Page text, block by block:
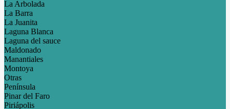
La Arbolada
La Barra
La Juanita
Laguna Blanca
Laguna del sauce
Maldonado
Manantiales
Montoya
Otras
Península
Pinar del Faro
Piriápolis